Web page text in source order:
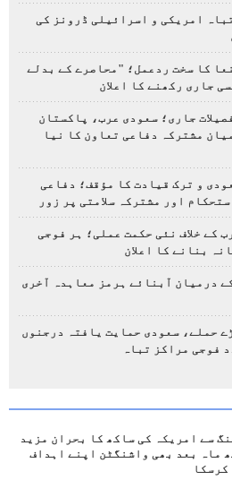
امریکی و اسرائیلی ڈرونز کی
کا سخت ردعمل؛ "محاصرے کے بدلے
جاری رکھنے کا اعلان
جاری؛ سعودی عرب، پاکستان
مشترکہ دفاعی تعاون کا نیا
و ترک قیادت کا مؤقف؛ دفاعی
اور مشترکہ سلامتی پر زور
کے خلاف نئی حکمت عملی؛ ہر فوجی
بنانے کا اعلان
درمیان آبنائے ہرمز معاہدہ آخری
حملے، سعودی حمایت یافتہ درجنوں
فوجی مراکز تباہ
سے امریکہ کی ساکھ کا بحران مزید
ماہ بعد بھی واشنگٹن اپنے اہداف
کرسکا